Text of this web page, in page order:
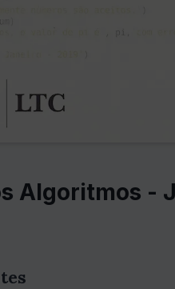
Algoritmos -